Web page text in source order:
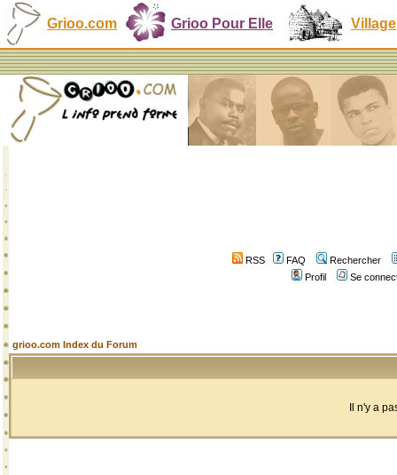
Grioo.com Grioo Pour Elle Village
RSS FAQ
Rechercher
Profil
Se
grioo.com Index du Forum
Il n'y a